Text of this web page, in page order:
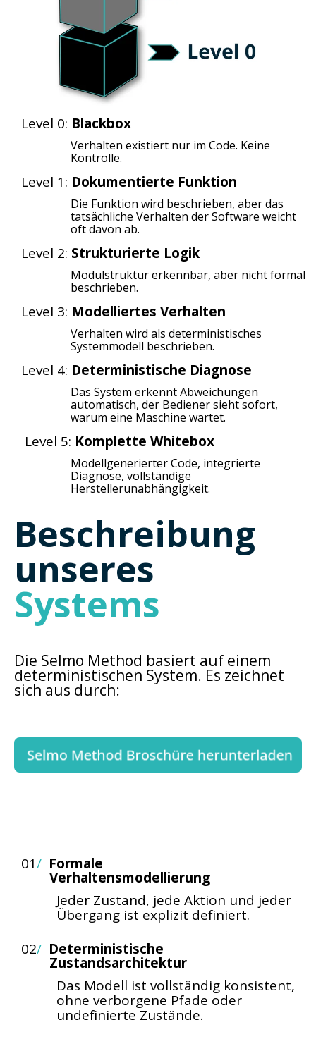
Level 0: Blackbox
Verhalten existiert nur im Code. Keine
Kontrolle.
Level 1: Dokumentierte Funktion
Die Funktion wird beschrieben, aber das
tatsächliche Verhalten der Software weicht
oft davon ab.
Level 2: Strukturierte Logik
Modulstruktur erkennbar, aber nicht formal
beschrieben.
Level 3: Modelliertes Verhalten
Verhalten wird als deterministisches
Systemmodell beschrieben.
Level 4: Deterministische Diagnose
Das System erkennt Abweichungen
automatisch, der Bediener sieht sofort,
warum eine Maschine wartet.
Level 5: Komplette Whitebox
Modellgenerierter Code, integrierte
Diagnose, vollständige
Herstellerunabhängigkeit.
Beschreibung
unseres
Systems
Die Selmo Method basiert auf einem
deterministischen System. Es zeichnet
sich aus durch:
01/ Formale
Verhaltensmodellierung
Jeder Zustand, jede Aktion und jeder
Übergang ist explizit definiert.
02/ Deterministische
Zustandsarchitektur
Das Modell ist vollständig konsistent,
ohne verborgene Pfade oder
undefinierte Zustände.